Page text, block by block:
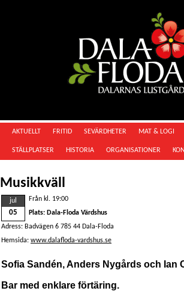
AKTUELLT FRITID SEVÄRDHETER MAT & LOGI
STÄLLPLATSER HISTORIA ORGANISATIONER
Musikkväll
jul
05
Från kl. 19:00
Plats: Dala-Floda Värdshus
Adress: Badvägen 6 785 44 Dala-Floda
Hemsida: www.dalafloda-vardshus.se
Sofia Sandén, Anders Nygårds och Ian
Bar med enklare förtäring.